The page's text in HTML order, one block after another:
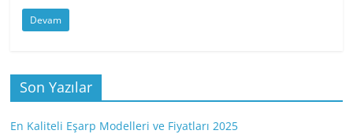
Devam
Son Yazılar
En Kaliteli Eşarp Modelleri ve Fiyatları 2025